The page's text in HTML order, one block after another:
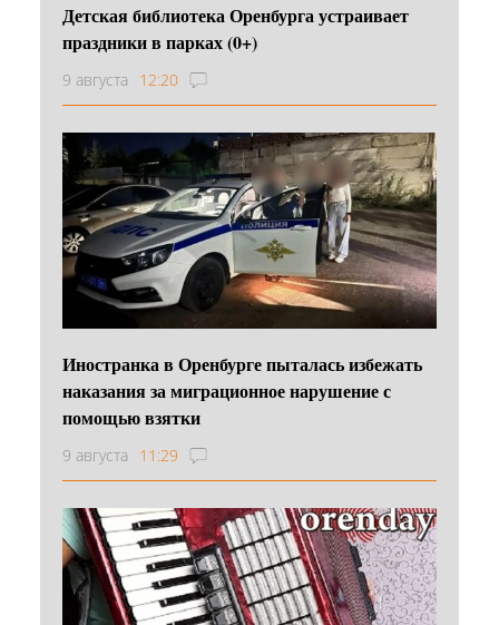
Детская библиотека Оренбурга устраивает
праздники в парках (0+)
9 августа 12:20
Иностранка в Оренбурге пыталась избежать
наказания за миграционное нарушение с
помощью взятки
9 августа 11:29